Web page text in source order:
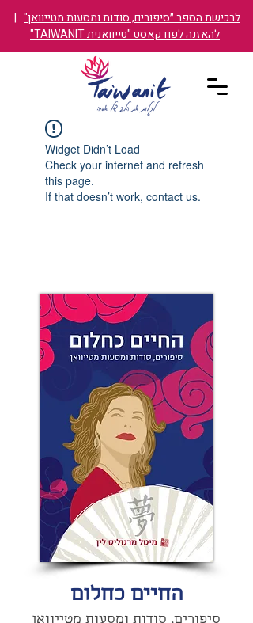
לרכישת הספר ״סיפורים, סודות ומסעות מטייוואן" |
להאזנה לפודקאסט "טייוואנית TAIWANIT"
Widget Didn’t Load
Check your internet and refresh
this page.
If that doesn’t work, contact us.
החיים כחלום